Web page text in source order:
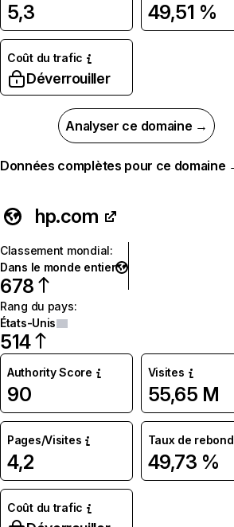
5,3 49,51 %
Coût du trafic
Déverrouiller
Analyser ce domaine →
Données complètes pour ce domaine
hp.com
Classement mondial:
Dans le monde entier
678
Rang du pays:
États-Unis
514
Authority Score
90
Visites
55,65 M
Pages/Visites
4,2
Taux de rebond
49,73 %
Coût du trafic